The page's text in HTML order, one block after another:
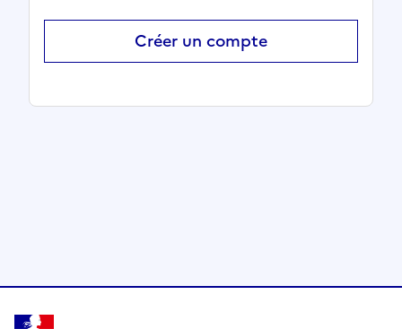
Créer un compte